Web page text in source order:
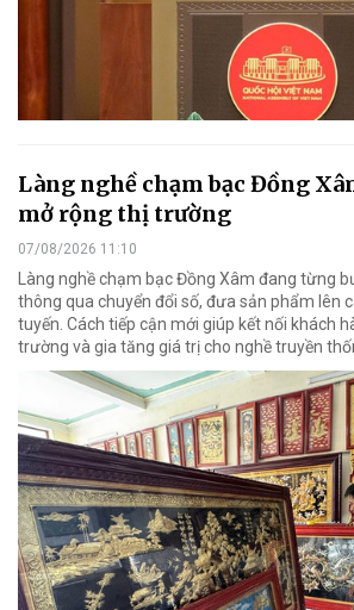
Làng nghề chạm bạc Đồng
mở rộng thị trường
07/08/2026 11:10
Làng nghề chạm bạc Đồng Xâm đang từng
thông qua chuyển đổi số, đưa sản phẩm lên
tuyến. Cách tiếp cận mới giúp kết nối khách
trường và gia tăng giá trị cho nghề truyền